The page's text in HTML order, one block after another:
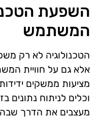
השפעת
המשתמש
הטכנולוגיה לא רק
אלא גם על חוויית
מציעות ממשקים
וכלים לניתוח נתונים
מעצבים את הדרך